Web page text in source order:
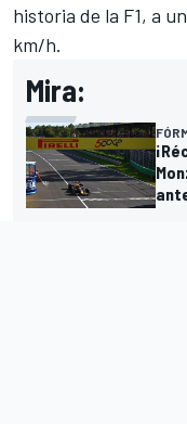
historia de la F1, a
km/h.
Mira: